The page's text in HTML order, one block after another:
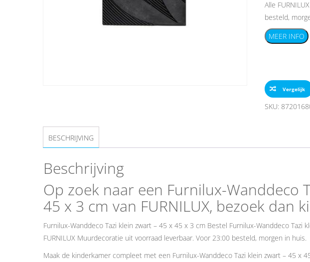
Alle
besteld,
MEER INFO
Vergelijk
SKU:
BESCHRIJVING
Beschrijving
Op zoek naar een Furnilux-Wanddeco
45 x 3 cm van FURNILUX, bezoek dan
Furnilux-Wanddeco Tazi klein zwart – 45 x 45 x 3 cm Bestel Furnilux-Wanddeco Tazi
FURNILUX Muurdecoratie uit voorraad leverbaar. Voor 23:00 besteld, morgen in huis.
Maak de kinderkamer compleet met een Furnilux-Wanddeco Tazi klein zwart – 45 x